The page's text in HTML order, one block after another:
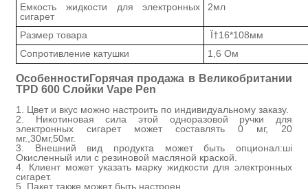
Емкость жидкости для электронных
сигарет
2мл
Размер товара
Ï†16*108мм
Сопротивление катушки
1,6 Ом
Особенности Горячая продажа в Великобритании
TPD 600 Слойки Vape Pen
1. Цвет и вкус можно настроить по индивидуальному заказу.
2. Никотиновая сила этой одноразовой ручки для
электронных сигарет может составлять 0 мг, 20
мг. ,30мг,50мг.
3. Внешний вид продукта может быть опционал:шi
Окисленный или с резиновой масляной краской.
4. Клиент может указать марку жидкости для электронных
сигарет.
5. Пакет также может быть настроен.